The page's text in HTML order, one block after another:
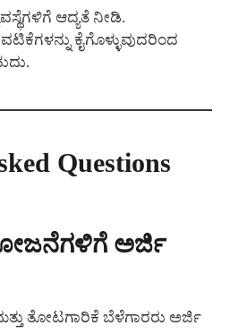
ಆದ್ಯತೆ ನೀಡಿ.
ಕೈಗೊಳ್ಳುವುದರಿಂದ
Questions
ಅರ್ಜಿ
ತೋಟಗಾರಿಕೆ ಬೆಳೆಗಾರರು ಅರ್ಜಿ